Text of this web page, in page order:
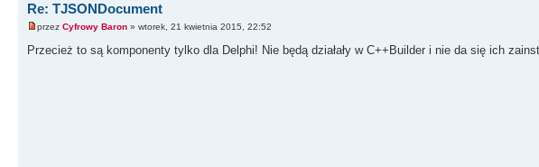
Re: TJSONDocument
przez Cyfrowy Baron » wtorek, 21 kwietnia 2015, 22:52
Przecież to są komponenty tylko dla Delphi! Nie będą działały w C++Builder i nie da się ich